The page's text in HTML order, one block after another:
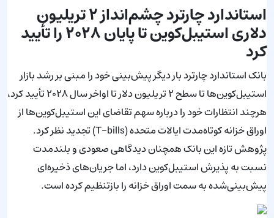
استاندارد چارترد چشم‌انداز ۲ تریلیون
دلاری استیبل‌کوین تا پایان ۲۰۲۸ را تأیید
کرد
بانک استاندارد چارترد بار دیگر پیش‌بینی خود را مبنی بر رشد بازار
استیبل‌کوین‌ها تا سطح ۲ تریلیون دلار تا اواخر سال ۲۰۲۸ تأیید کرد،
هرچند انتظارات خود را درباره سهم تقاضای این استیبل‌کوین‌ها از
اوراق خزانه کوتاه‌مدت ایالات متحده (T-bills) تجدید نظر کرد.
پژوهش تازه این بانک همچنان دیدگاهی صعودی و بلندمدت
نسبت به پذیرش استیبل‌کوین دارد، اما جریان‌های ذخیره‌ای
پیش‌بینی‌شده به سمت اوراق خزانه را بازتنظیم کرده است.